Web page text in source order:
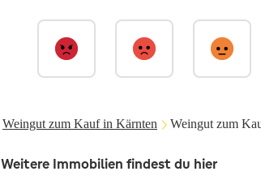
Weingut zum Kauf in Kärnten Weingut zum
Weitere Immobilien findest du hier